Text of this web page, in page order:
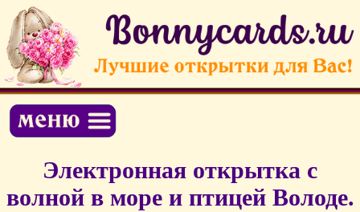
Электронная открытка с
волной в море и птицей Володе.